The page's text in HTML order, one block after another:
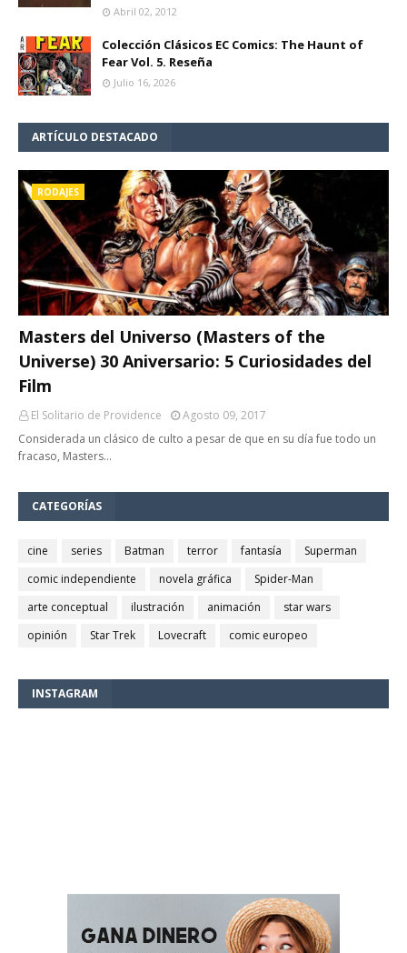
Abril 02, 2012
Colección Clásicos EC Comics: The Haunt of
Fear Vol. 5. Reseña
Julio 16, 2026
ARTÍCULO DESTACADO
RODAJES
Masters del Universo (Masters of the
Universe) 30 Aniversario: 5 Curiosidades del
Film
El Solitario de Providence
Agosto 09, 2017
Considerada un clásico de culto a pesar de que en su día fue todo un
fracaso, Masters…
CATEGORÍAS
cine series Batman terror fantasía
Superman
comic independiente
novela gráfica
Spider-Man
arte conceptual
ilustración animación
star wars
opinión
Star Trek Lovecraft comic europeo
INSTAGRAM